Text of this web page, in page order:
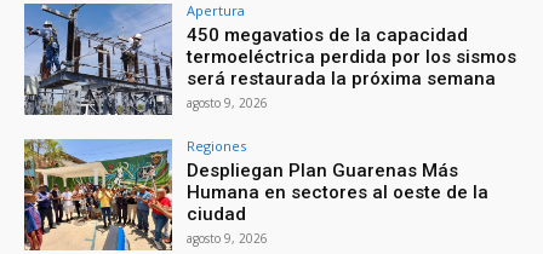
Apertura
450 megavatios de la capacidad
termoeléctrica perdida por los sismos
será restaurada la próxima semana
agosto 9, 2026
Regiones
Despliegan Plan Guarenas Más
Humana en sectores al oeste de la
ciudad
agosto 9, 2026